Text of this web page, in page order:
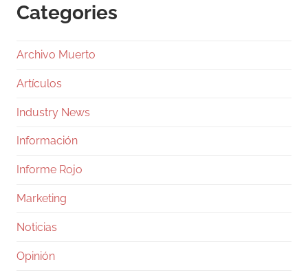
Categories
Archivo Muerto
Artículos
Industry News
Información
Informe Rojo
Marketing
Noticias
Opinión